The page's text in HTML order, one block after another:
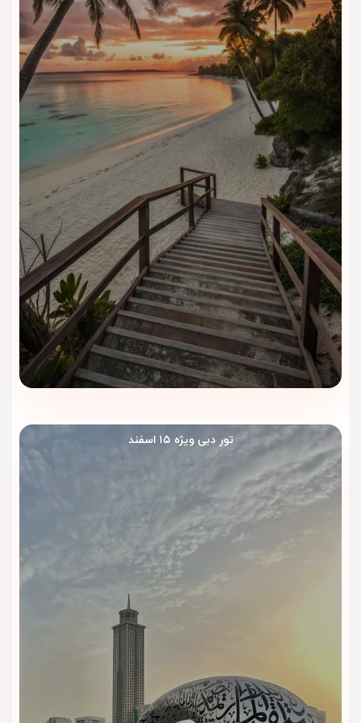
مزایای اقامت در ویژن امپریال دبی
• موقعیت مکانی عالی نزدیک به مترو و مراکز خرید
• قیمت مناسب نسبت به امکانات و کیفیت
• برخورد حرفه‌ای و دوستانه کارکنان
• تنوع امکانات رفاهی و خدمات لوکس
چرا ویژن امپریال دبی را با ویداگشت
انتخاب کنیم؟
رزرو هتل ویژن امپریال از طریق ویداگشت به شما امکان می‌دهد از
بهترین قیمت‌ها، پشتیبانی فارسی‌زبان ۲۴ ساعته و مشاوره
به شما ارائه می‌کنیم تا با خیالی آسوده سفری رویایی داشته باشید.
سوالات متداول درباره هتل ویژن امپریال
دبی
بله، این هتل خدمات ترانسفر فرودگاهی با هماهنگی قبلی ارائه
بله، این هتل دارای استخر روباز روی پشت‌بام با منظره زیبا از شهر
بله، در تمام اتاق‌ها و فضاهای عمومی هتل اینترنت وای‌فای رایگان
در دسترس است.
تور دبی ویژه ۱۵ اسفند